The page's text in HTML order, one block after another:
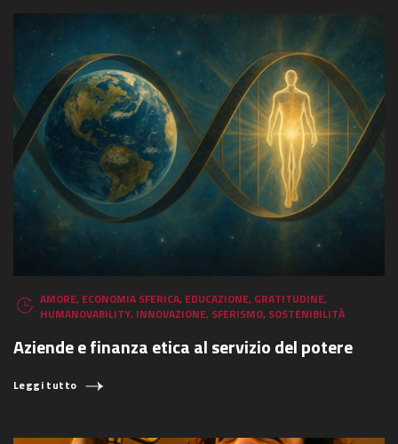
AMORE, ECONOMIA SFERICA, EDUCAZIONE, GRATITUDINE,
HUMANOVABILITY, INNOVAZIONE, SFERISMO, SOSTENIBILITÀ
Aziende e finanza etica al servizio del potere
Leggi tutto